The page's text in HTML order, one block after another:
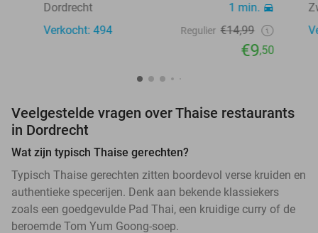
Dordrecht
1 min.
Verkocht: 494
Regulier €14,99
€9,50
Veelgestelde vragen over Thaise restaurants
in Dordrecht
Wat zijn typisch Thaise gerechten?
Typisch Thaise gerechten zitten boordevol verse kruiden en
authentieke specerijen. Denk aan bekende klassiekers
zoals een goedgevulde Pad Thai, een kruidige curry of de
beroemde Tom Yum Goong-soep.